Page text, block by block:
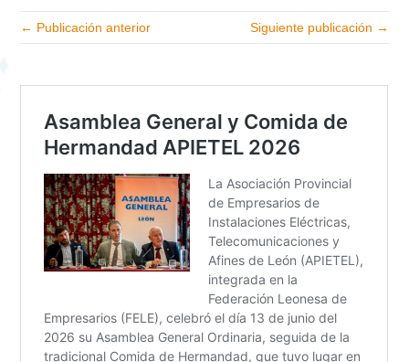
← Publicación anterior Siguiente publicación →